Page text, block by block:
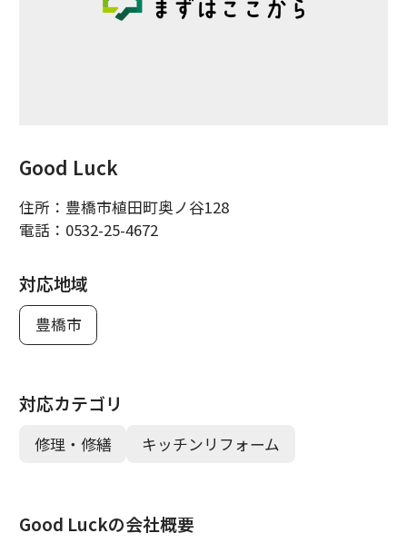
Good Luck
住所： 豊橋市植田町奥ノ谷128
電話： 0532-25-4672
対応地域
豊橋市
対応カテゴリ
修理・修繕 キッチンリフォーム
Good Luckの会社概要